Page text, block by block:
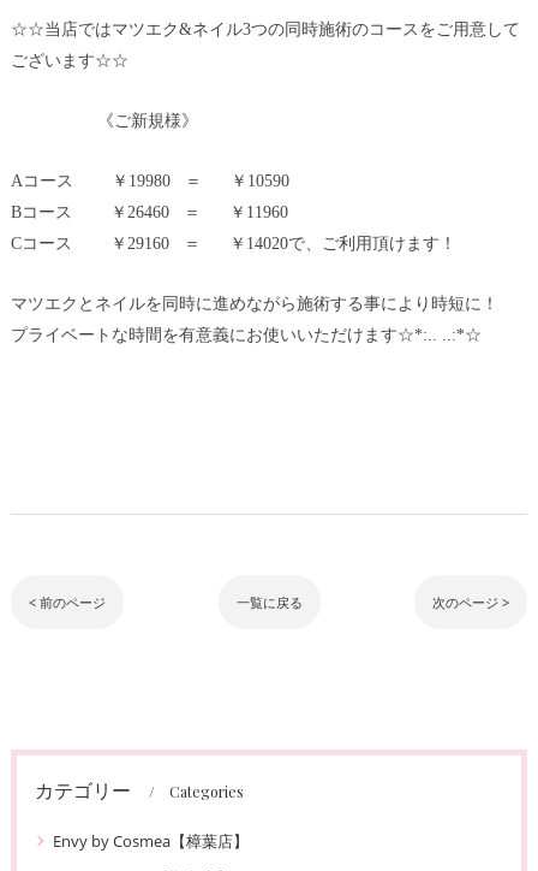
☆☆当店ではマツエク&ネイル3つの同時施術のコースをご用意して
ございます☆☆
《ご新規様》
Aコース ￥19980 ＝ ￥10590
Bコース ￥26460 ＝ ￥11960
Cコース ￥29160 ＝ ￥14020で、ご利用頂けます！
マツエクとネイルを同時に進めながら施術する事により時短に！
プライベートな時間を有意義にお使いいただけます☆*:.. ..:*☆
< 前のページ 一覧に戻る 次のページ >
カテゴリー Categories
Envy by Cosmea【樟葉店】